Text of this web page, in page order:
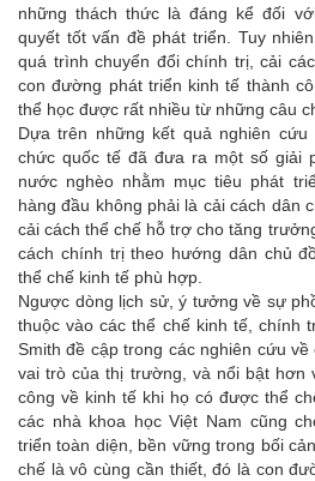
những thách thức là đáng kể đối
quyết tốt vấn đề phát triển. Tuy
quá trình chuyển đổi chính trị, cải
con đường phát triển kinh tế thành
thể học được rất nhiều từ những câu
Dựa trên những kết quả nghiên
chức quốc tế đã đưa ra một số giải
nước nghèo nhằm mục tiêu phát
hàng đầu không phải là cải cách dân
cải cách thể chế hỗ trợ cho tăng
cách chính trị theo hướng dân chủ
thể chế kinh tế phù hợp.
Ngược dòng lịch sử, ý tưởng về sự
thuộc vào các thể chế kinh tế, chính
Smith đề cập trong các nghiên cứu
vai trò của thị trường, và nổi bật hơn
công về kinh tế khi họ có được thể
các nhà khoa học Việt Nam cũng
triển toàn diện, bền vững trong bối
chế là vô cùng cần thiết, đó là con